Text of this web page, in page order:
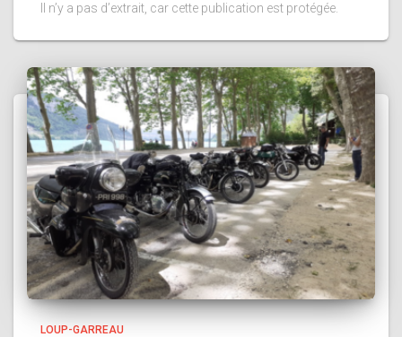
Il n’y a pas d’extrait, car cette publication est protégée.
LOUP-GARREAU